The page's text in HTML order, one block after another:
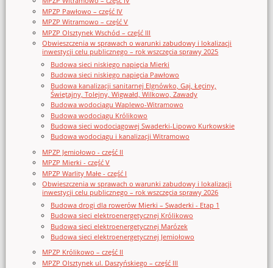
MPZP Pawłowo – część IV
MPZP Witramowo – część V
MPZP Olsztynek Wschód – część III
Obwieszczenia w sprawach o warunki zabudowy i lokalizacji
inwestycji celu publicznego – rok wszczęcia sprawy 2025
Budowa sieci niskiego napięcia Mierki
Budowa sieci niskiego napięcia Pawłowo
Budowa kanalizacji sanitarnej Elgnówko, Gaj, Łęciny,
Świętajny, Tolejny, Wigwałd, Wilkowo, Zawady
Budowa wodociągu Waplewo-Witramowo
Budowa wodociągu Królikowo
Budowa sieci wodociągowej Swaderki-Lipowo Kurkowskie
Budowa wodociągu i kanalizacji Witramowo
MPZP Jemiołowo - część II
MPZP Mierki - część V
MPZP Warlity Małe - część I
Obwieszczenia w sprawach o warunki zabudowy i lokalizacji
inwestycji celu publicznego – rok wszczęcia sprawy 2026
Budowa drogi dla rowerów Mierki – Swaderki - Etap 1
Budowa sieci elektroenergetycznej Królikowo
Budowa sieci elektroenergetycznej Marózek
Budowa sieci elektroenergetycznej Jemiołowo
MPZP Królikowo – część II
MPZP Olsztynek ul. Daszyńskiego – część III